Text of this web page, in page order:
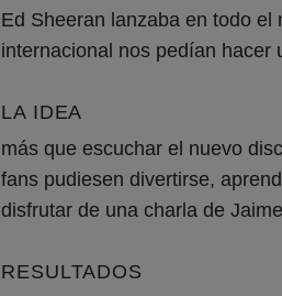
Ed Sheeran lanzaba en todo el
internacional nos pedían hacer
LA IDEA
más que escuchar el nuevo
fans pudiesen divertirse,
disfrutar de una charla de
RESULTADOS